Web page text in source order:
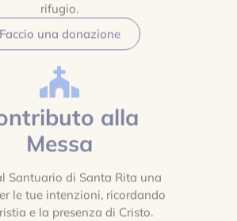
rifugio.
Faccio una donazione
alla
Messa
Santuario di Santa Rita una
le tue intenzioni, ricordando
e la presenza di Cristo.